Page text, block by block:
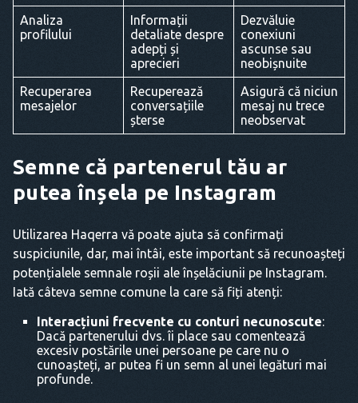
Analiza
profilului
Informații
detaliate despre
adepți și
aprecieri
Dezvăluie
conexiuni
ascunse sau
neobișnuite
Recuperarea
mesajelor
Recuperează
conversațiile
șterse
Asigură că niciun
mesaj nu trece
neobservat
Semne că partenerul tău ar
putea înșela pe Instagram
Utilizarea Haqerra vă poate ajuta să confirmați
suspiciunile, dar, mai întâi, este important să recunoașteți
potențialele semnale roșii ale înșelăciunii pe Instagram.
Iată câteva semne comune la care să fiți atenți:
Interacțiuni frecvente cu conturi necunoscute:
Dacă partenerului dvs. îi place sau comentează
excesiv postările unei persoane pe care nu o
cunoașteți, ar putea fi un semn al unei legături mai
profunde.